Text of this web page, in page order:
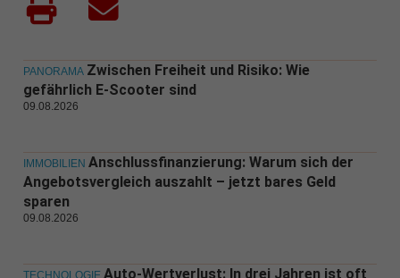
PANORAMA Zwischen Freiheit und Risiko: Wie
gefährlich E-Scooter sind
09.08.2026
IMMOBILIEN Anschlussfinanzierung: Warum sich der
Angebotsvergleich auszahlt – jetzt bares Geld
sparen
09.08.2026
Auto-Wertverlust: In drei Jahren ist oft